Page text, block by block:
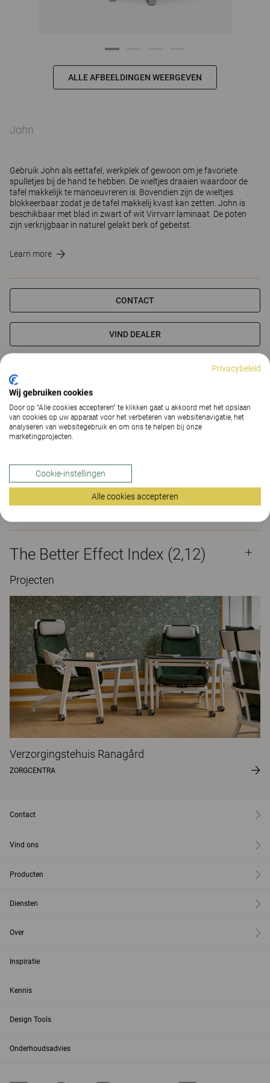
ALLE AFBEELDINGEN WEERGEVEN
John
Gebruik John als eettafel, werkplek of gewoon om je favoriete
spulletjes bij de hand te hebben. De wieltjes draaien waardoor de
tafel makkelijk te manoeuvreren is. Bovendien zijn de wieltjes
blokkeerbaar zodat je de tafel makkelij kvast kan zetten. John is
beschikbaar met blad in zwart of wit Virrvarr laminaat. De poten
zijn verkrijgbaar in naturel gelakt berk of gebeitst.
Learn more
CONTACT
VIND DEALER
The Better Effect Index (2,12)
Certificaten
Materialen
Downloads (6)
The Better Effect Index (2,12)
Projecten
Verzorgingstehuis Ranagård
ZORGCENTRA
Contact
Vind ons
Producten
Diensten
Over
Inspiratie
Kennis
Design Tools
Onderhoudsadvies
Privacybeleid
Wij gebruiken cookies
Door op “Alle cookies accepteren” te klikken gaat u akkoord met het opslaan
van cookies op uw apparaat voor het verbeteren van websitenavigatie, het
analyseren van websitegebruik en om ons te helpen bij onze
marketingprojecten.
Cookie-instellingen
Alle cookies accepteren